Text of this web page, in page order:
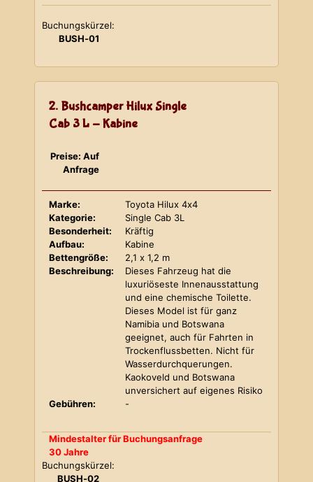
Buchungskürzel:
BUSH-01
2. Bushcamper Hilux Single
Cab 3 L - Kabine
Preise: Auf
Anfrage
Marke:
Toyota Hilux 4x4
Kategorie:
Single Cab 3L
Besonderheit:
Kräftig
Aufbau:
Kabine
Bettengröße:
2,1 x 1,2 m
Beschreibung:
Dieses Fahrzeug hat die
luxuriöseste Innenausstattung
und eine chemische Toilette.
Dieses Model ist für ganz
Namibia und Botswana
geeignet, auch für Fahrten in
Trockenflussbetten. Nicht für
Wasserdurchquerungen.
Kaokoveld und Botswana
unversichert auf eigenes Risiko
Gebühren:
-
Mindestalter für Buchungsanfrage
30 Jahre
Buchungskürzel:
BUSH-02